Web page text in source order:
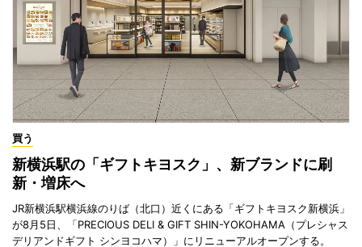
買う
新横浜駅の「ギフトキヨスク」、新ブランドに刷
新・増床へ
JR新横浜駅横浜線のりば（北口）近くにある「ギフトキヨスク新横浜」
が8月5日、「PRECIOUS DELI & GIFT SHIN-YOKOHAMA（プレシャス
デリアンドギフト シンヨコハマ）」にリニューアルオープンする。